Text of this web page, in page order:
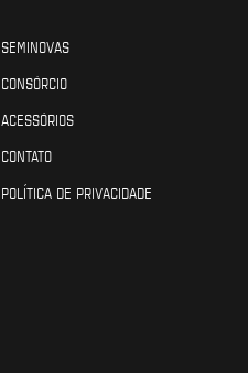
SEMINOVAS
CONSÓRCIO
ACESSÓRIOS
CONTATO
POLÍTICA DE PRIVACIDADE